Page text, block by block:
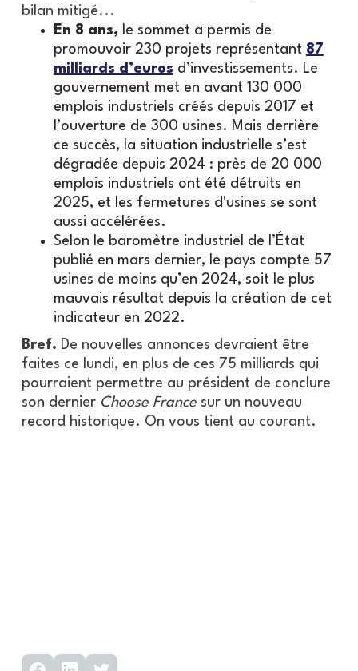
bilan mitigé...
En 8 ans, le sommet a permis de
promouvoir 230 projets représentant 87
milliards d’euros d’investissements. Le
gouvernement met en avant 130 000
emplois industriels créés depuis 2017 et
l’ouverture de 300 usines. Mais derrière
ce succès, la situation industrielle s’est
dégradée depuis 2024 : près de 20 000
emplois industriels ont été détruits en
2025, et les fermetures d'usines se sont
aussi accélérées.
Selon le baromètre industriel de l’État
publié en mars dernier, le pays compte 57
usines de moins qu’en 2024, soit le plus
mauvais résultat depuis la création de cet
indicateur en 2022.
Bref. De nouvelles annonces devraient être
faites ce lundi, en plus de ces 75 milliards qui
pourraient permettre au président de conclure
son dernier Choose Francesur un nouveau
record historique. On vous tient au courant.